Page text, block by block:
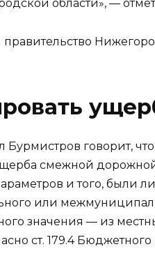
области», —
говорит,
смежной
и того, были
или
значения — из
ст. 179.4 Бюджетного